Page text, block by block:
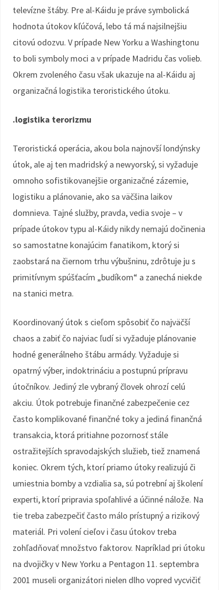
televízne štáby. Pre al-Káidu je práve symbolická
hodnota útokov kľúčová, lebo tá má najsilnejšiu
citovú odozvu. V prípade New Yorku a Washingtonu
to boli symboly moci a v prípade Madridu čas volieb.
Okrem zvoleného času však ukazuje na al-Káidu aj
organizačná logistika teroristického útoku.
.logistika terorizmu
Teroristická operácia, akou bola najnovší londýnsky
útok, ale aj ten madridský a newyorský, si vyžaduje
omnoho sofistikovanejšie organizačné zázemie,
logistiku a plánovanie, ako sa väčšina laikov
domnieva. Tajné služby, pravda, vedia svoje – v
prípade útokov typu al-Káidy nikdy nemajú dočinenia
so samostatne konajúcim fanatikom, ktorý si
zaobstará na čiernom trhu výbušninu, zdrôtuje ju s
primitívnym spúšťacím „budíkom“ a zanechá niekde
na stanici metra.
Koordinovaný útok s cieľom spôsobiť čo najväčší
chaos a zabiť čo najviac ľudí si vyžaduje plánovanie
hodné generálneho štábu armády. Vyžaduje si
opatrný výber, indoktrináciu a postupnú prípravu
útočníkov. Jediný zle vybraný človek ohrozí celú
akciu. Útok potrebuje finančné zabezpečenie cez
často komplikované finančné toky a jediná finančná
transakcia, ktorá pritiahne pozornosť stále
ostražitejších spravodajských služieb, tiež znamená
koniec. Okrem tých, ktorí priamo útoky realizujú či
umiestnia bomby a vzdialia sa, sú potrební aj školení
experti, ktorí pripravia spoľahlivé a účinné nálože. Na
tie treba zabezpečiť často málo prístupný a rizikový
materiál. Pri volení cieľov i času útokov treba
zohľadňovať množstvo faktorov. Napríklad pri útoku
na dvojičky v New Yorku a Pentagon 11. septembra
2001 museli organizátori nielen dlho vopred vycvičiť